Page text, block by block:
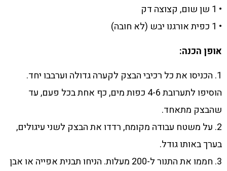
• 1 שן שום, קצוצה דק
• 1 כפית אורגנו יבש (לא חובה)
אופן הכנה:
1. הכניסו את כל רכיבי הבצק לקערה גדולה וערבבו יחד.
הוסיפו לתערובת 4-6 כפות מים, כף אחת בכל פעם, עד
שהבצק מתאחד.
2. על משטח עבודה מקומח, רדדו את הבצק לשני עיגולים,
בערך באותו גודל.
3. חממו את התנור ל-200 מעלות. הניחו תבנית אפייה או אבן